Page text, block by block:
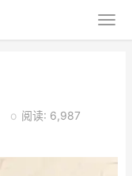
o 阅读: 6,987